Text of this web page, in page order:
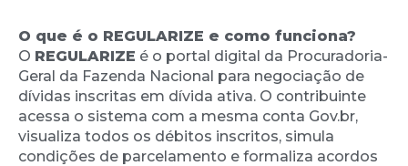
O que é o REGULARIZE e como funciona?
O REGULARIZE é o portal digital da Procuradoria-
Geral da Fazenda Nacional para negociação de
dívidas inscritas em dívida ativa. O contribuinte
acessa o sistema com a mesma conta Gov.br,
visualiza todos os débitos inscritos, simula
condições de parcelamento e formaliza acordos